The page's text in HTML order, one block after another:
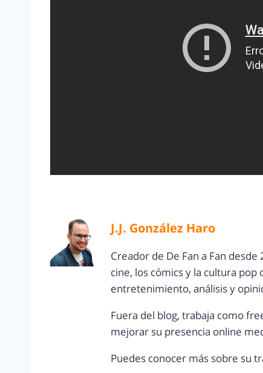
J.J. González Haro
Creador de De Fan a Fan
cine, los cómics y la cultura
entretenimiento, análisis y
Fuera del blog, trabaja como
mejorar su presencia online
Puedes conocer más sobre su